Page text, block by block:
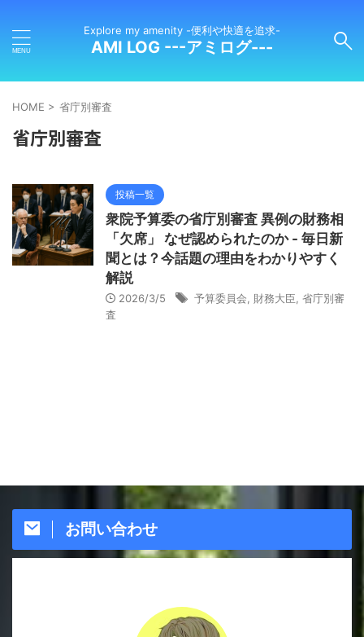
Explore my amenity -便利や快適を追求-
AMI LOG ---アミログ---
HOME > 省庁別審査
省庁別審査
投稿一覧
衆院予算委の省庁別審査 異例の財務相
「欠席」 なぜ認められたのか - 毎日新
聞とは？今話題の理由をわかりやすく
解説
2026/3/5 予算委員会 財務大臣 省庁別審
査
お問い合わせ